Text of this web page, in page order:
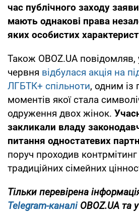
час публічного заходу
мають однакові права
яких особистих
Також OBOZ.UA повідомляв,
червня відбулася акція на
ЛГБТК+ спільноти, одним із
моментів якої стала
одруження двох жінок.
закликали владу
питання одностатевих
поруч проходив
традиційних сімейних
Тільки перевірена
Telegram-каналіOBOZ.UA та у